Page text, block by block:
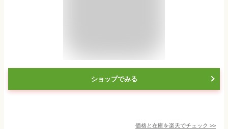
ショップでみる
価格と在庫を楽天でチェック >>